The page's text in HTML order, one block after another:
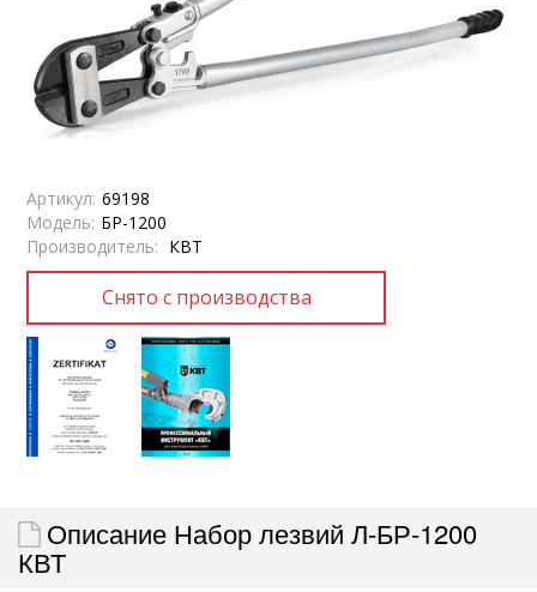
Артикул: 69198
Модель: БР-1200
Производитель: КВТ
Описание Набор лезвий Л-БР-1200
КВТ